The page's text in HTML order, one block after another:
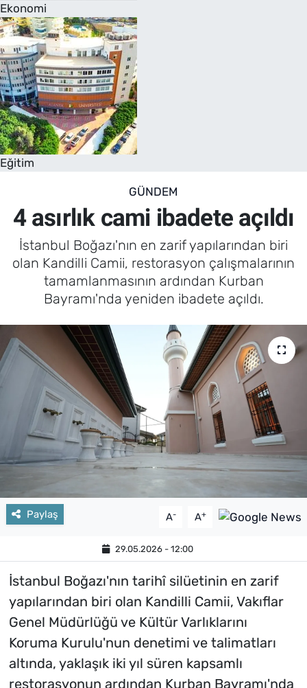
Ekonomi
Eğitim
GÜNDEM
4 asırlık cami ibadete açıldı
İstanbul Boğazı'nın en zarif yapılarından biri
olan Kandilli Camii, restorasyon çalışmalarının
tamamlanmasının ardından Kurban
Bayramı'nda yeniden ibadete açıldı.
Paylaş A- A+
29.05.2026 - 12:00
İstanbul Boğazı'nın tarihî silüetinin en zarif
yapılarından biri olan Kandilli Camii, Vakıflar
Genel Müdürlüğü ve Kültür Varlıklarını
Koruma Kurulu'nun denetimi ve talimatları
altında, yaklaşık iki yıl süren kapsamlı
restorasyonun ardından Kurban Bayramı'nda